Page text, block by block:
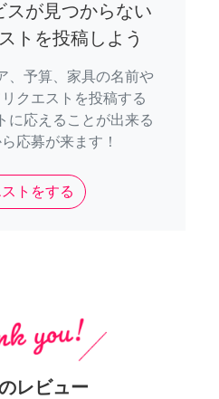
スが見つからない
トを投稿しよう
、予算、家具の名前や
クエストを投稿する
に応えることが出来る
応募が来ます！
トをする
レビュー